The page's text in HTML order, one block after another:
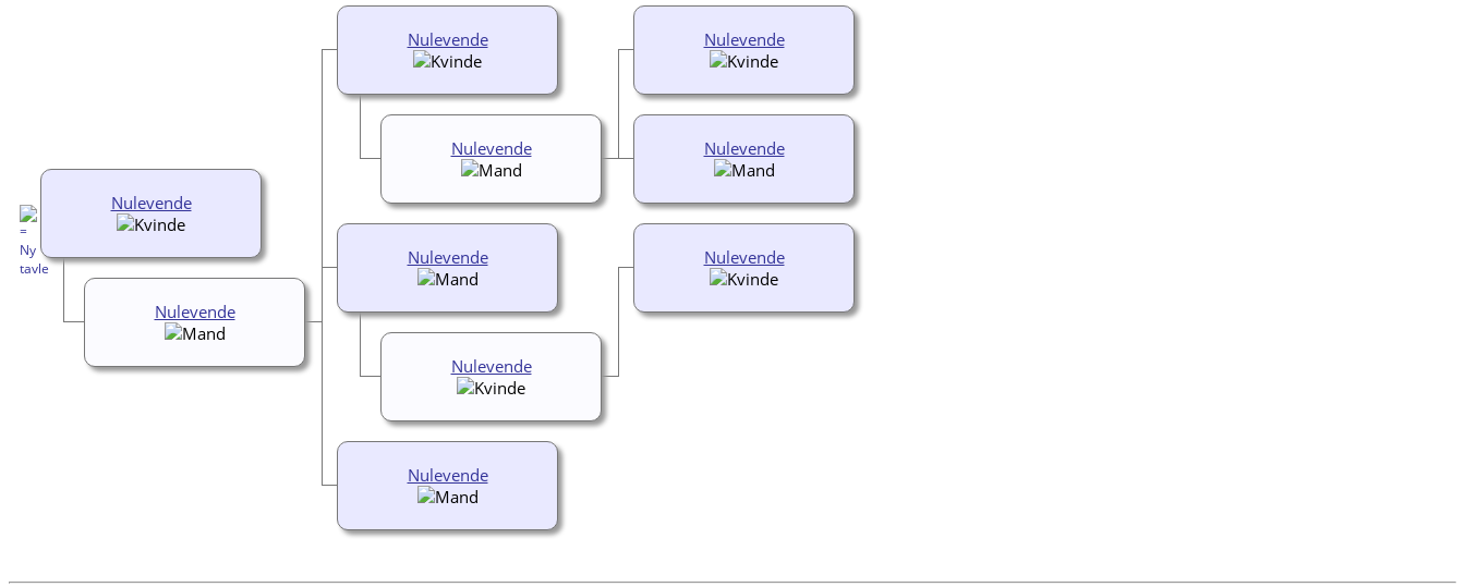
Nulevende
Nulevende
Nulevende
Nulevende
Nulevende
Nulevende
Nulevende
Nulevende
Nulevende
Nulevende